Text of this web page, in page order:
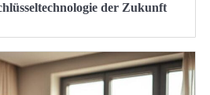
der Zukunft